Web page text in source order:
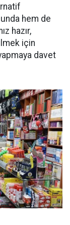
hem de
hazır,
için
davet